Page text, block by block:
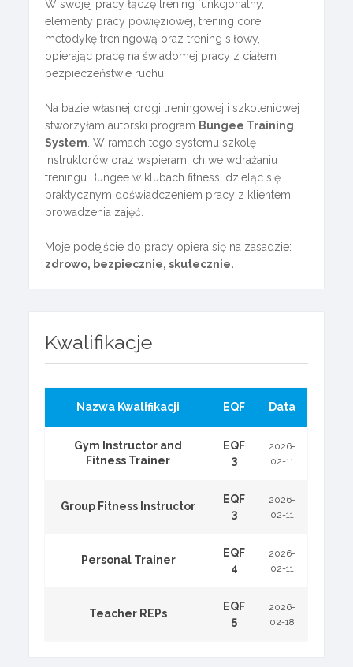
W swojej pracy łączę trening funkcjonalny,
elementy pracy powięziowej, trening core,
metodykę treningową oraz trening siłowy,
opierając pracę na świadomej pracy z ciałem i
bezpieczeństwie ruchu.
Na bazie własnej drogi treningowej i szkoleniowej
stworzyłam autorski program Bungee Training
System . W ramach tego systemu szkolę
instruktorów oraz wspieram ich we wdrażaniu
treningu Bungee w klubach fitness, dzieląc się
praktycznym doświadczeniem pracy z klientem i
prowadzenia zajęć.
Moje podejście do pracy opiera się na zasadzie:
zdrowo, bezpiecznie, skutecznie.
Kwalifikacje
Nazwa Kwalifikacji EQF Data
Gym Instructor and
Fitness Trainer
EQF
3
2026-
02-11
Group Fitness Instructor
EQF
3
2026-
02-11
Personal Trainer
EQF
4
2026-
02-11
Teacher REPs
EQF
5
2026-
02-18